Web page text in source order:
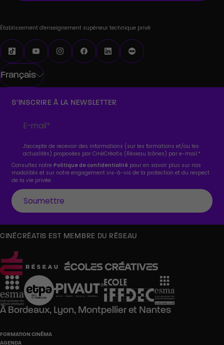
Établissement d'enseignement supérieur technique privé
Français
S’INSCRIRE À LA NEWSLETTER
J'accepte de recevoir des informations (sur les formations et/ou les
actualités) proposées par CinéCréatis (Réseau Icônes) par e-mail.*
Consultez notrePolitique de confidentialité pour en savoir plus sur nos
modalités et sur notre engagement vis-à-vis de la protection et du respect
de la vie privée.
CINÉCRÉATIS EST MEMBRE DU RÉSEAU
À Bordeaux, Lyon, Montpellieret Nantes
FORMATION CINÉMA
AGENDA